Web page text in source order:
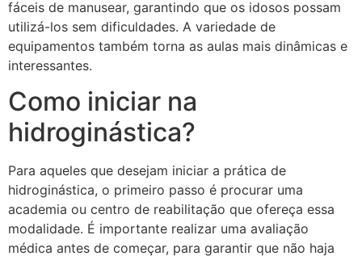
fáceis de manusear, garantindo que os idosos possam
utilizá-los sem dificuldades. A variedade de
equipamentos também torna as aulas mais dinâmicas e
interessantes.
Como iniciar na
hidroginástica?
Para aqueles que desejam iniciar a prática de
hidroginástica, o primeiro passo é procurar uma
academia ou centro de reabilitação que ofereça essa
modalidade. É importante realizar uma avaliação
médica antes de começar, para garantir que não haja